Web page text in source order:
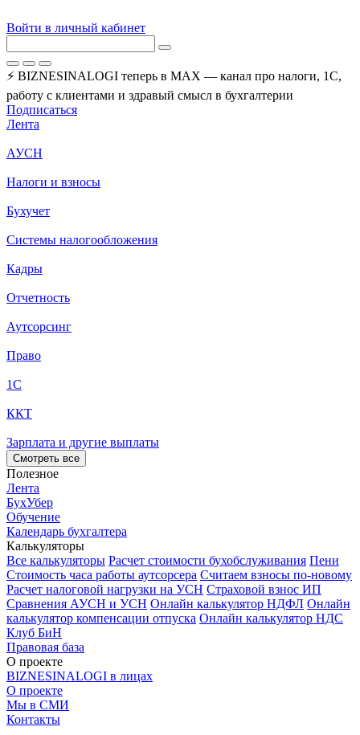
Войти в личный кабинет
⚡ BIZNESINALOGI теперь в MAX — канал про налоги, 1С,
работу с клиентами и здравый смысл в бухгалтерии
Подписаться
Лента
АУСН
Налоги и взносы
Бухучет
Системы налогообложения
Кадры
Отчетность
Аутсорсинг
Право
1С
ККТ
Зарплата и другие выплаты
Смотреть все
Полезное
Лента
БухУбер
Обучение
Календарь бухгалтера
Калькуляторы
Все калькуляторы Расчет стоимости бухобслуживания Пени
Стоимость часа работы аутсорсера Считаем взносы по-новому
Расчет налоговой нагрузки на УСН Страховой взнос ИП
Сравнения АУСН и УСН Онлайн калькулятор НДФЛ Онлайн
калькулятор компенсации отпуска Онлайн калькулятор НДС
Клуб БиН
Правовая база
О проекте
BIZNESINALOGI в лицах
О проекте
Мы в СМИ
Контакты